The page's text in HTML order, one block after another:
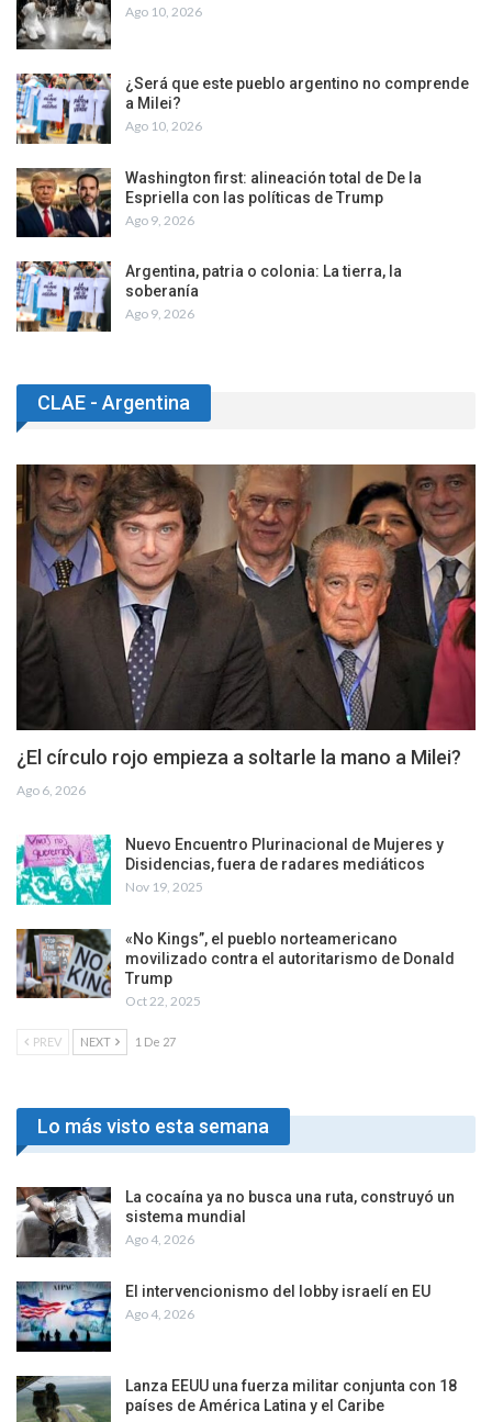
Ago 10, 2026
¿Será que este pueblo argentino no comprende
a Milei?
Ago 10, 2026
Washington first: alineación total de De la
Espriella con las políticas de Trump
Ago 9, 2026
Argentina, patria o colonia: La tierra, la
soberanía
Ago 9, 2026
CLAE - Argentina
¿El círculo rojo empieza a soltarle la mano a Milei?
Ago 6, 2026
Nuevo Encuentro Plurinacional de Mujeres y
Disidencias, fuera de radares mediáticos
Nov 19, 2025
«No Kings”, el pueblo norteamericano
movilizado contra el autoritarismo de Donald
Trump
Oct 22, 2025
PREV NEXT 1 De 27
Lo más visto esta semana
La cocaína ya no busca una ruta, construyó un
sistema mundial
Ago 4, 2026
El intervencionismo del lobby israelí en EU
Ago 4, 2026
Lanza EEUU una fuerza militar conjunta con 18
países de América Latina y el Caribe